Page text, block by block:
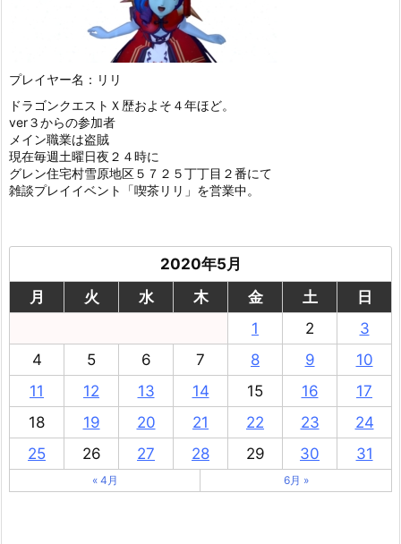
プレイヤー名：リリ
ドラゴンクエストＸ歴およそ４年ほど。
ver３からの参加者
メイン職業は盗賊
現在毎週土曜日夜２４時に
グレン住宅村雪原地区５７２５丁丁目２番にて
雑談プレイイベント「喫茶リリ」を営業中。
2020年5月
月
火 水 木 金 土
日
1
2
3
4
5 6 7 8 9
10
11
12 13 14 15 16
17
18
19 20 21 22 23
24
25
26 27 28 29 30 31
« 4月 6月 »